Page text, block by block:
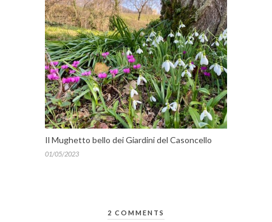
Il Mughetto bello dei Giardini del Casoncello
01/05/2023
2 COMMENTS